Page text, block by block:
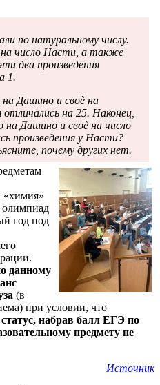
по натуральному числу.
число Насти, а также
два произведения
1.
Дашино и своѐ на
на 25. Наконец,
Дашино и своѐ на число
произведения у Насти?
почему других нет.
«химия»
олимпиад
год под
данному
(в
при условии, что
набрав балл ЕГЭ по
предмету не
Источник